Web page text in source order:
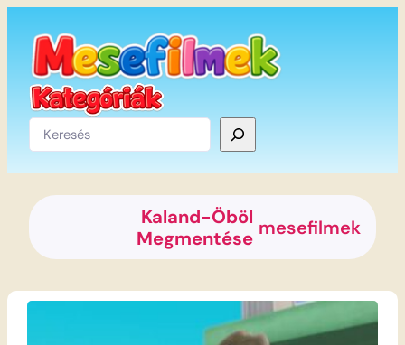
tartalomhoz
Keresés
Kaland-Öböl
Megmentése mesefilmek